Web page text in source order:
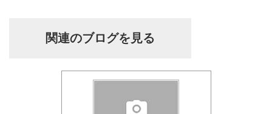
関連のブログを見る